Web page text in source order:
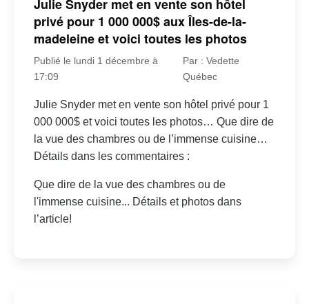
Julie Snyder met en vente son hôtel
privé pour 1 000 000$ aux Îles-de-la-
madeleine et voici toutes les photos
Publié le lundi 1 décembre à
17:09
Par : Vedette
Québec
Julie Snyder met en vente son hôtel privé pour 1
000 000$ et voici toutes les photos… Que dire de
la vue des chambres ou de l’immense cuisine…
Détails dans les commentaires :
Que dire de la vue des chambres ou de
l'immense cuisine... Détails et photos dans
l’article!